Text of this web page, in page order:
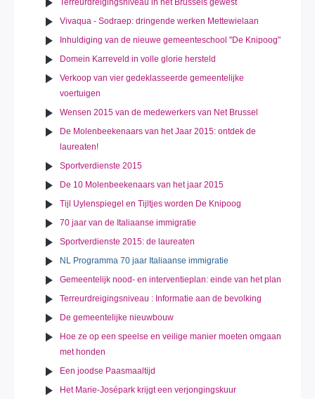
Vivaqua - Sodraep: dringende werken Mettewielaan
Inhuldiging van de nieuwe gemeenteschool "De Knipoog"
Domein Karreveld in volle glorie hersteld
Verkoop van vier gedeklasseerde gemeentelijke
voertuigen
Wensen 2015 van de medewerkers van Net Brussel
De Molenbeekenaars van het Jaar 2015: ontdek de
laureaten!
Sportverdienste 2015
De 10 Molenbeekenaars van het jaar 2015
Tijl Uylenspiegel en Tijltjes worden De Knipoog
70 jaar van de Italiaanse immigratie
Sportverdienste 2015: de laureaten
NL Programma 70 jaar Italiaanse immigratie
Gemeentelijk nood- en interventieplan: einde van het plan
Terreurdreigingsniveau : Informatie aan de bevolking
De gemeentelijke nieuwbouw
Hoe ze op een speelse en veilige manier moeten omgaan
met honden
Een joodse Paasmaaltijd
Het Marie-Josépark krijgt een verjongingskuur